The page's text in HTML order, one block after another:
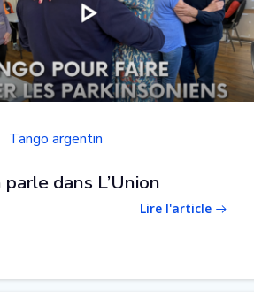
Tango argentin
parle dans L’Union
Lire l'article